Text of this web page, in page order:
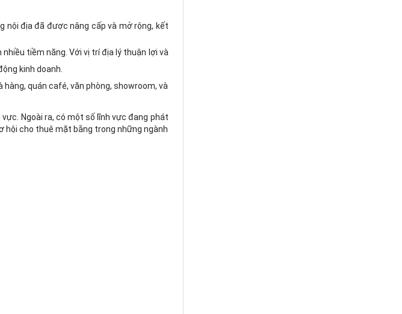
nội địa đã được nâng cấp và mở rộng, kết
tiềm năng. Với vị trí địa lý thuận lợi và
kinh doanh.
quán café, văn phòng, showroom, và
Ngoài ra, có một số lĩnh vực đang phát
hội cho thuê mặt bằng trong những ngành